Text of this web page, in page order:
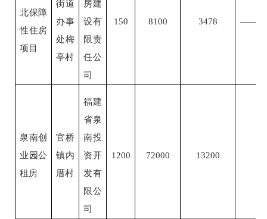
北保障
性住房
项目
街道
办事
处梅
亭村
房建
设有
限责
任公
司
150 8100 3478 ——
泉南创
业园公
租房
官桥
镇内
厝村
福建
省泉
南投
资开
发有
限公
司
1200 72000 13200